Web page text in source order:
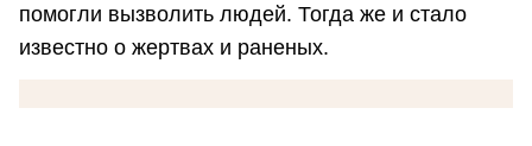
помогли вызволить людей. Тогда же и стало
известно о жертвах и раненых.